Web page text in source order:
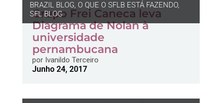
BRAZIL BLOG, O QUE O SFLB ESTÁ FAZENDO,
SFL BLOG
Grupo Frei Caneca leva
Diagrama de Nolan à
universidade
pernambucana
porIvanildo Terceiro
Junho 24, 2017